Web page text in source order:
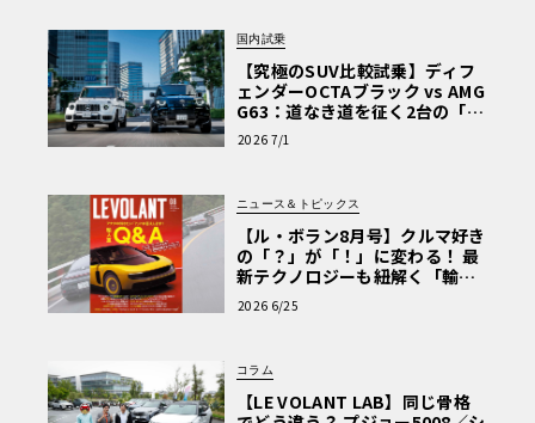
国内試乗
【究極のSUV比較試乗】ディフ
ェンダーOCTAブラック vs AMG
G63：道なき道を征く2台の「対
極的アプローチ」
2026 7/1
ニュース＆トピックス
【ル・ボラン8月号】クルマ好き
の「？」が「！」に変わる！ 最
新テクノロジーも紐解く「輸入
車Q&A」
2026 6/25
コラム
【LE VOLANT LAB】同じ骨格